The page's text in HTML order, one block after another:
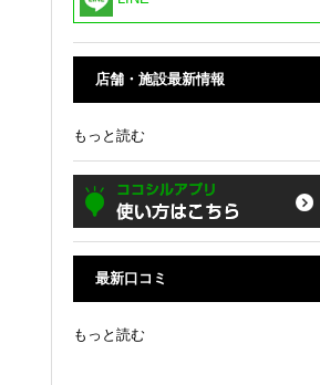
店舗・施設最新情報
もっと読む
最新口コミ
もっと読む